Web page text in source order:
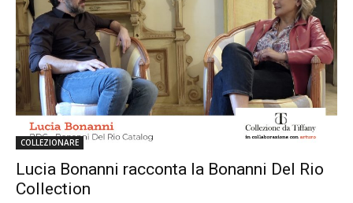
COLLEZIONARE
Lucia Bonanni racconta la Bonanni Del Rio
Collection